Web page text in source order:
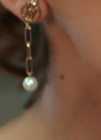
24 de mayo de
Hace cinco
terminó en
cometido y
que estaba
prisión.